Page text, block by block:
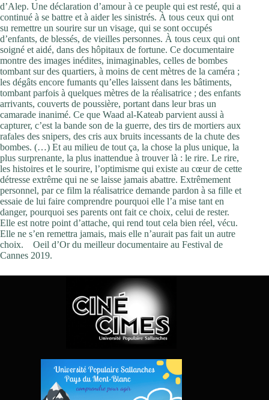
d’Alep. Une déclaration d’amour à ce peuple qui est resté, qui a
continué à se battre et à aider les sinistrés. À tous ceux qui ont
su remettre un sourire sur un visage, qui se sont occupés
d’enfants, de blessés, de vieilles personnes. À tous ceux qui ont
soigné et aidé, dans des hôpitaux de fortune. Ce documentaire
montre des images inédites, inimaginables, celles de bombes
tombant sur des quartiers, à moins de cent mètres de la caméra ;
les dégâts encore fumants qu’elles laissent dans les bâtiments,
tombant parfois à quelques mètres de la réalisatrice ; des enfants
arrivants, couverts de poussière, portant dans leur bras un
camarade inanimé. Ce que Waad al-Kateab parvient aussi à
capturer, c’est la bande son de la guerre, des tirs de mortiers aux
rafales des snipers, des cris aux bruits incessants de la chute des
bombes. (…) Et au milieu de tout ça, la chose la plus unique, la
plus surprenante, la plus inattendue à trouver là : le rire. Le rire,
les histoires et le sourire, l’optimisme qui existe au cœur de cette
détresse extrême qui ne se laisse jamais abattre. Extrêmement
personnel, par ce film la réalisatrice demande pardon à sa fille et
essaie de lui faire comprendre pourquoi elle l’a mise tant en
danger, pourquoi ses parents ont fait ce choix, celui de rester.
Elle est notre point d’attache, qui rend tout cela bien réel, vécu.
Elle ne s’en remettra jamais, mais elle n’aurait pas fait un autre
choix.
Oeil d’Or du meilleur documentaire au Festival de
Cannes 2019.